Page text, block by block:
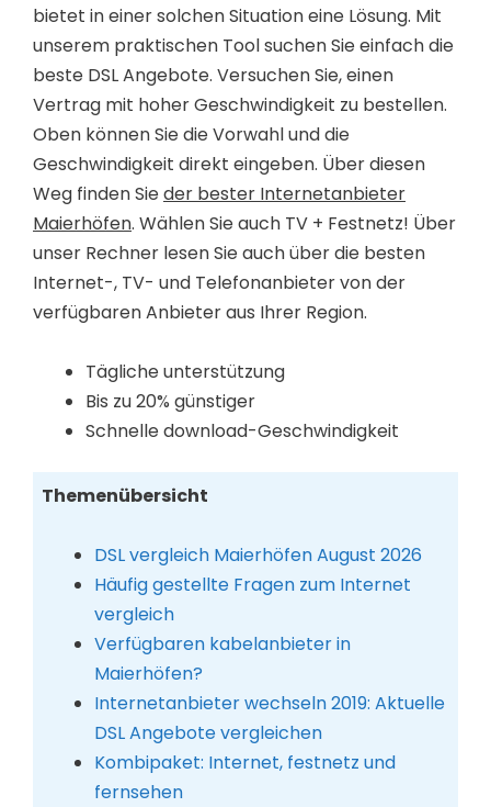
bietet in einer solchen Situation eine Lösung. Mit
unserem praktischen Tool suchen Sie einfach die
beste DSL Angebote. Versuchen Sie, einen
Vertrag mit hoher Geschwindigkeit zu bestellen.
Oben können Sie die Vorwahl und die
Geschwindigkeit direkt eingeben. Über diesen
Weg finden Sieder bester Internetanbieter
Maierhöfen. Wählen Sie auch TV + Festnetz! Über
unser Rechner lesen Sie auch über die besten
Internet-, TV- und Telefonanbieter von der
verfügbaren Anbieter aus Ihrer Region.
Tägliche unterstützung
Bis zu 20% günstiger
Schnelle download-Geschwindigkeit
Themenübersicht
DSL vergleich Maierhöfen August 2026
Häufig gestellte Fragen zum Internet
vergleich
Verfügbaren kabelanbieter in
Maierhöfen?
Internetanbieter wechseln 2019: Aktuelle
DSL Angebote vergleichen
Kombipaket: Internet, festnetz und
fernsehen